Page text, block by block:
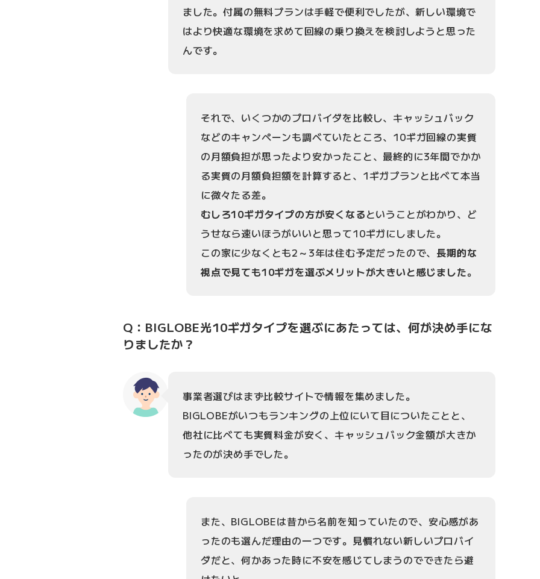
ました。付属の無料プランは手軽で便利でしたが、新しい環境で
はより快適な環境を求めて回線の乗り換えを検討しようと思った
んです。
それで、いくつかのプロバイダを比較し、キャッシュバック
などのキャンペーンも調べていたところ、10ギガ回線の実質
の月額負担が思ったより安かったこと、最終的に3年間でかか
る実質の月額負担額を計算すると、1ギガプランと比べて本当
に微々たる差。
むしろ10ギガタイプの方が安くなるということがわかり、ど
うせなら速いほうがいいと思って10ギガにしました。
この家に少なくとも2～3年は住む予定だったので、 長期的な
視点で見ても10ギガを選ぶメリットが大きいと感じました。
Q：BIGLOBE光10ギガタイプを選ぶにあたっては、何が決め手にな
りましたか？
事業者選びはまず比較サイトで情報を集めました。
BIGLOBEがいつもランキングの上位にいて目についたことと、
他社に比べても実質料金が安く、キャッシュバック金額が大きか
ったのが決め手でした。
また、BIGLOBEは昔から名前を知っていたので、安心感があ
ったのも選んだ理由の一つです。見慣れない新しいプロバイ
ダだと、何かあった時に不安を感じてしまうのでできたら避